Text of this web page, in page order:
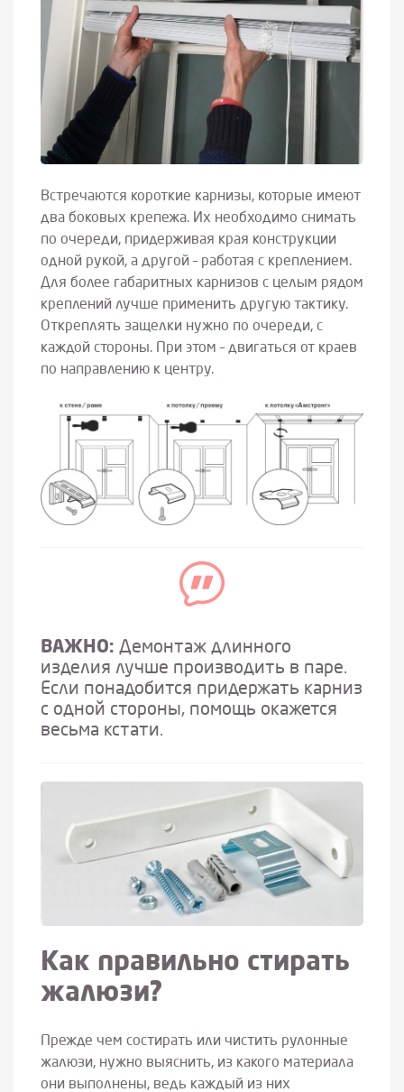
Встречаются короткие карнизы, которые имеют
два боковых крепежа. Их необходимо снимать
по очереди, придерживая края конструкции
одной рукой, а другой – работая с креплением.
Для более габаритных карнизов с целым рядом
креплений лучше применить другую тактику.
Откреплять защелки нужно по очереди, с
каждой стороны. При этом – двигаться от краев
по направлению к центру.
ВАЖНО: Демонтаж длинного
изделия лучше производить в паре.
Если понадобится придержать карниз
с одной стороны, помощь окажется
весьма кстати.
Как правильно стирать
жалюзи?
Прежде чем состирать или чистить рулонные
жалюзи, нужно выяснить, из какого материала
они выполнены, ведь каждый из них